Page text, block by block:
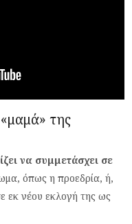
της
να συμμετάσχει σε
όπως η προεδρία, ή,
εκ νέου εκλογή της ως